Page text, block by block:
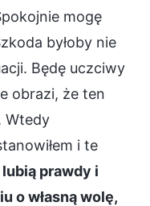
mogę
byłoby nie
Będę uczciwy
obrazi, że ten
Wtedy
i te
prawdy i
o własną wolę,